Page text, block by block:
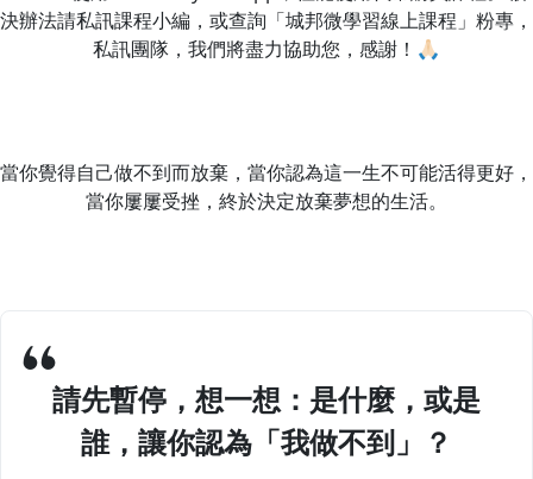
決辦法請私訊課程小編，或查詢「城邦微學習線上課程」粉專，
私訊團隊，我們將盡力協助您，感謝！🙏🏻
當你覺得自己做不到而放棄，當你認為這一生不可能活得更好，
當你屢屢受挫，終於決定放棄夢想的生活。
請先暫停，想一想：是什麼，或是
誰，讓你認為「我做不到」？